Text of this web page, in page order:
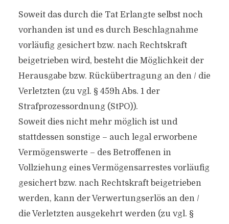
Soweit das durch die Tat Erlangte selbst noch
vorhanden ist und es durch Beschlagnahme
vorläufig gesichert bzw. nach Rechtskraft
beigetrieben wird, besteht die Möglichkeit der
Herausgabe bzw. Rückübertragung an den / die
Verletzten (zu vgl. § 459h Abs. 1 der
Strafprozessordnung (StPO)).
Soweit dies nicht mehr möglich ist und
stattdessen sonstige – auch legal erworbene
Vermögenswerte – des Betroffenen in
Vollziehung eines Vermögensarrestes vorläufig
gesichert bzw. nach Rechtskraft beigetrieben
werden, kann der Verwertungserlös an den /
die Verletzten ausgekehrt werden (zu vgl. §